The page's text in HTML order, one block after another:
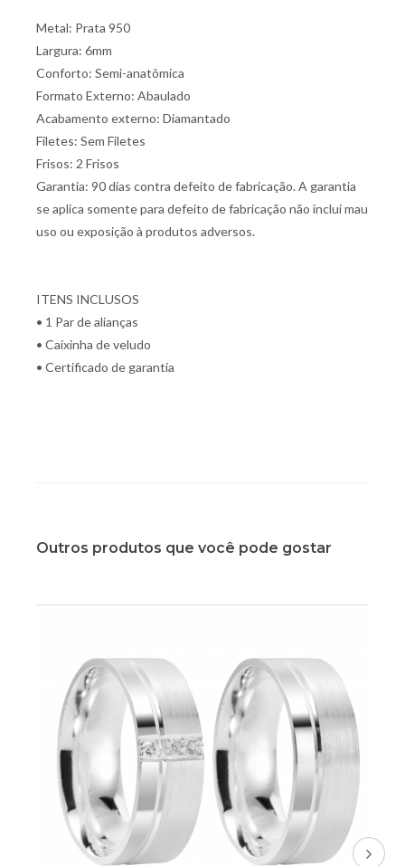
Metal: Prata 950
Largura: 6mm
Conforto: Semi-anatômica
Formato Externo: Abaulado
Acabamento externo: Diamantado
Filetes: Sem Filetes
Frisos: 2 Frisos
Garantia: 90 dias contra defeito de fabricação. A garantia
se aplica somente para defeito de fabricação não inclui mau
uso ou exposição à produtos adversos.
ITENS INCLUSOS
• 1 Par de alianças
• Caixinha de veludo
• Certificado de garantia
Outros produtos que você pode gostar